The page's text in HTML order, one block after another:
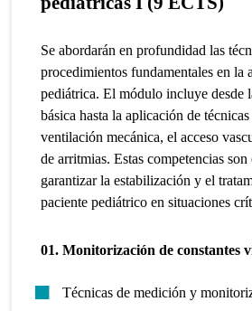
Se abordarán en profundidad las
procedimientos fundamentales en la
pediátrica. El módulo incluye desde
básica hasta la aplicación de
ventilación mecánica, el acceso
de arritmias. Estas competencias son
garantizar la estabilización y el
paciente pediátrico en situaciones
01. Monitorización de constantes
Técnicas de medición y